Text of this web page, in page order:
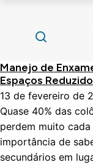
Manejo de
Espaços
13 de fevereiro de
Quase 40% das
perdem muito
importância de
secundários em